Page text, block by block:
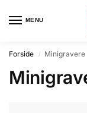
MENU
Forside / Minigravere